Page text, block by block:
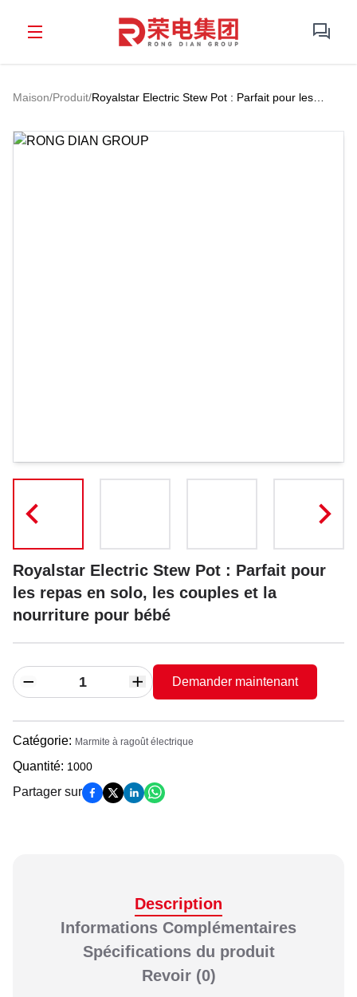
Maison/Produit/Royalstar Electric Stew Pot : Parfait pour les
bébé
Royalstar Electric Stew Pot : Parfait pour
les repas en solo, les couples et la
nourriture pour bébé
Demander maintenant
Catégorie: Marmite à ragoût électrique
Quantité: 1000
Partager sur
Description
Informations Complémentaires
Spécifications du produit
Revoir(0)